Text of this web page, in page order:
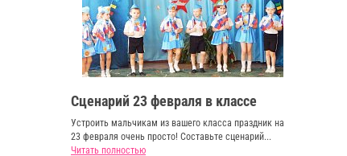
Сценарий 23 февраля в классе
Устроить мальчикам из вашего класса праздник на
23 февраля очень просто! Составьте сценарий...
Читать полностью